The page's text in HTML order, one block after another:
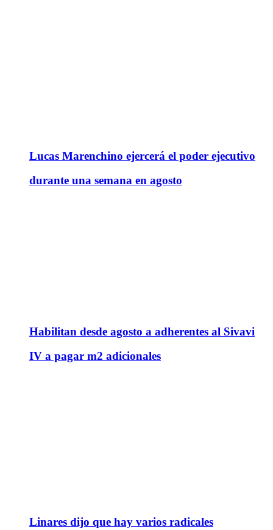
Lucas Marenchino ejercerá el poder ejecutivo
durante una semana en agosto
Habilitan desde agosto a adherentes al Sivavi
IV a pagar m2 adicionales
Linares dijo que hay varios radicales